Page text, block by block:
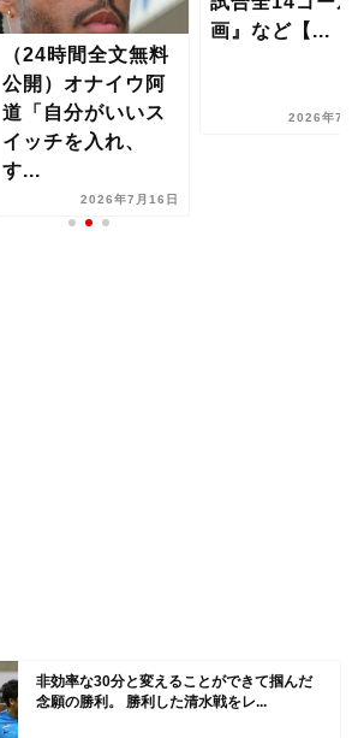
画』など【...
2026年7月13日
リ・ベン・ヘッ
非効率な30分と変えることができて掴んだ
念願の勝利。 勝利した清水戦をレ...